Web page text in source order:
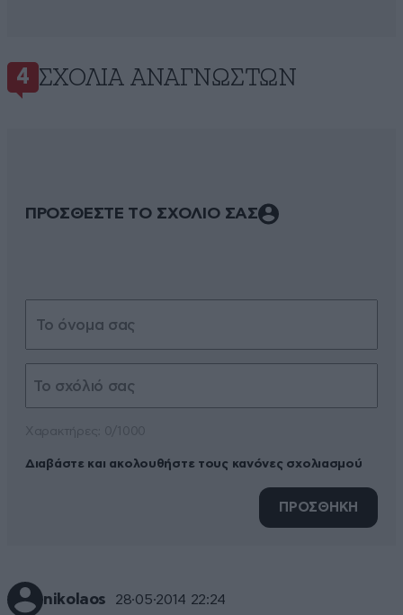
4 ΣΧΌΛΙΑ ΑΝΑΓΝΩΣΤΏΝ
ΠΡΟΣΘΕΣΤΕ ΤΟ ΣΧΟΛΙΟ ΣΑΣ
Διαβάστε και ακολουθήστε τους κανόνες σχολιασμού
ΠΡΟΣΘΗΚΗ
nikolaos 28·05·2014 22:24